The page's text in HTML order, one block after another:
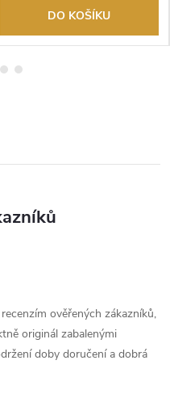
DO KOŠÍKU
ověřených zákazníků,
originál zabalenými
doby doručení a dobrá